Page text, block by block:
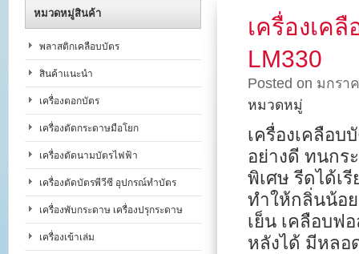
เครื่องเค
LM330
Posted on มกรา
หมวดหมู่
เครื่องเคลือบ
อย่างดี ทนกร
พิเศษ รีดได้เ
ทำให้กลิ่นน้อ
เย็น เคลือบฟ
หลังได้ มีหลอ
หมวดหมู่สินค้า
พลาสติกเคลือบบัตร
สินค้าแนะนำ
เครื่องตอกบัตร
เครื่องตัดกระดาษมือโยก
เครื่องตัดนามบัตรไฟฟ้า
เครื่องตัดบัตรพีวีซี อุปกรณ์ทำบัตร
เครื่องพับกระดาษ เครื่องปรุกระดาษ
เครื่องเข้าเล่ม